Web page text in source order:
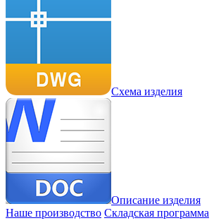
Схема изделия
Описание изделия
Наше производство Складская программа